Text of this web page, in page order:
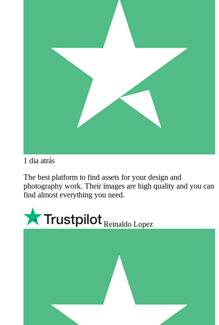
1 dia atrás
The best platform to find assets for your design and
photography work. Their images are high quality and you can
find almost everything you need.
Reinaldo Lopez